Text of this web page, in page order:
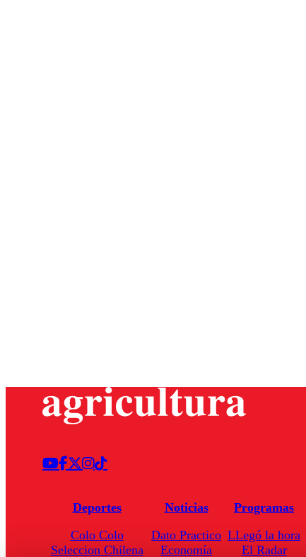
Deportes
Colo Colo
Seleccion Chilena
Noticias
Dato Practico
Economía
Programas
LLegó la hora
El Radar